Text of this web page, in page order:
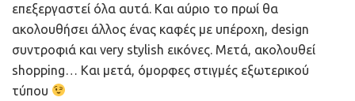
επεξεργαστεί όλα αυτά. Και αύριο το πρωί θα
ακολουθήσει άλλος ένας καφές με υπέροχη, design
συντροφιά και very stylish εικόνες. Μετά, ακολουθεί
shopping… Και μετά, όμορφες στιγμές εξωτερικού
τύπου